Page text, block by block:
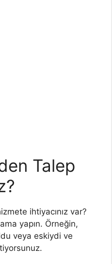
Talep
ihtiyacınız var?
yapın. Örneğin,
veya eskiydi ve